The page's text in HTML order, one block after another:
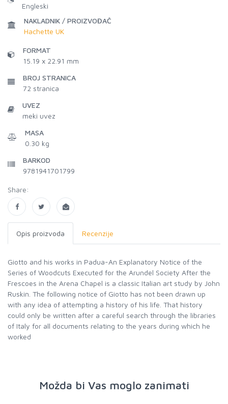
Engleski
NAKLADNIK / PROIZVOĐAČ
Hachette UK
FORMAT
15.19 x 22.91 mm
BROJ STRANICA
72 stranica
UVEZ
meki uvez
MASA
0.30 kg
BARKOD
9781941701799
Share:
Opis proizvoda Recenzije
Giotto and his works in Padua-An Explanatory Notice of the
Series of Woodcuts Executed for the Arundel Society After the
Frescoes in the Arena Chapel is a classic Italian art study by John
Ruskin. The following notice of Giotto has not been drawn up
with any idea of attempting a history of his life. That history
could only be written after a careful search through the libraries
of Italy for all documents relating to the years during which he
worked
Možda bi Vas moglo zanimati